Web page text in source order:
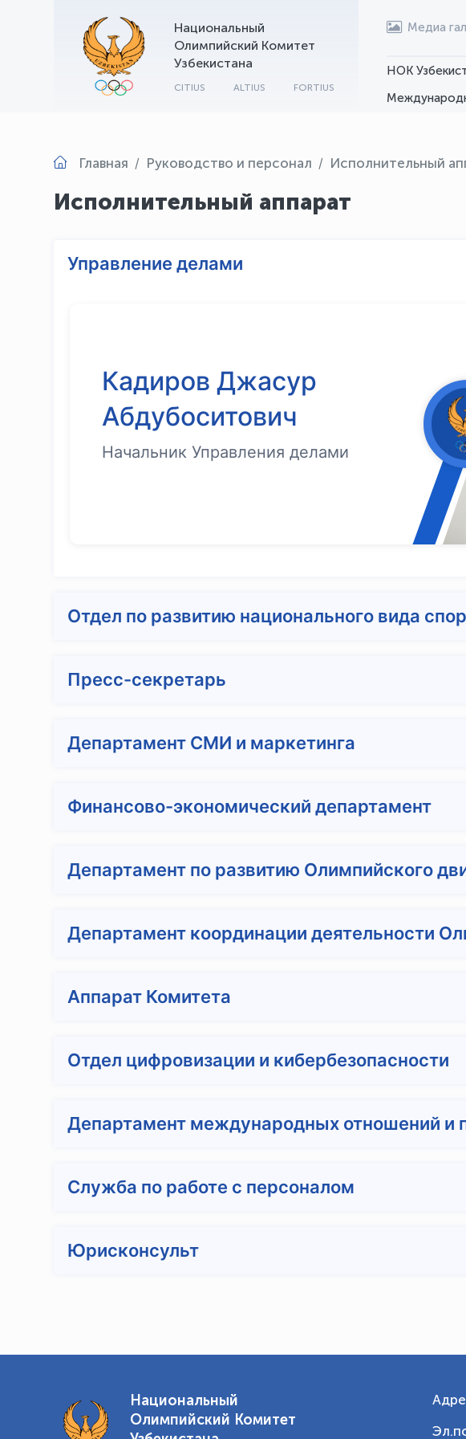
Национальный
Олимпийский Комитет
Узбекистана
CITIUS ALTIUS FORTIUS
Медиа
НОК
Главная Руководство и персонал Исполнительный
Исполнительный аппарат
Управление делами
Кадиров Джасур
Абдубоситович
Начальник Управления делами
Отдел по развитию национального вида
Пресс-секретарь
Департамент СМИ и маркетинга
Финансово-экономический департамент
Департамент по развитию Олимпийского
Департамент координации деятельности
Аппарат Комитета
Отдел цифровизации и кибербезопасности
Департамент международных отношений и
Служба по работе с персоналом
Юрисконсульт
Национальный
Олимпийский Комитет